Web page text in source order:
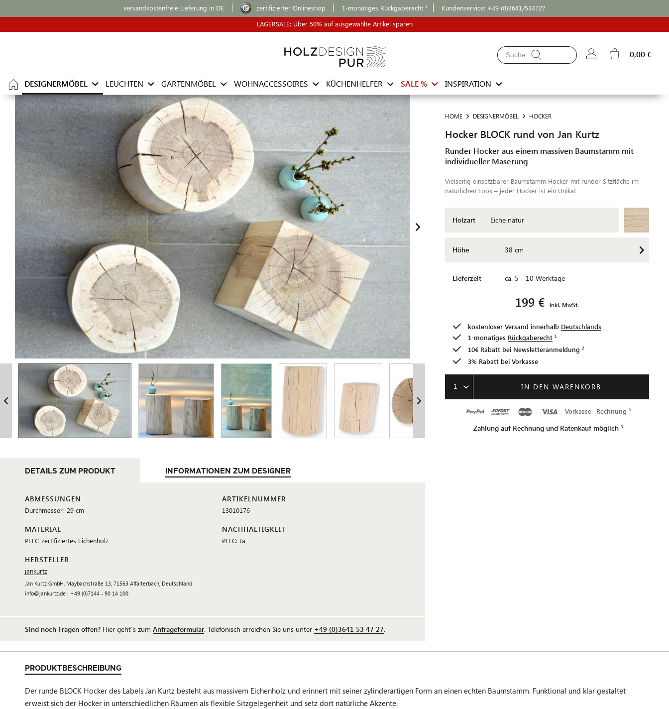
versandkostenfreie Lieferung in DE zertifizierter Onlineshop 1-monatiges Rückgaberecht Kundenservice: +49 (0)3641/534727
LAGERSALE: Über 50% auf ausgewählte Artikel sparen
0,00 €
DESIGNERMÖBEL LEUCHTEN GARTENMÖBEL WOHNACCESSOIRES KÜCHENHELFER SALE % INSPIRATION
HOME DESIGNERMÖBEL HOCKER
Hocker BLOCK rund von Jan Kurtz
Runder Hocker aus einem massiven Baumstamm mit
individueller Maserung
Vielseitig einsetzbarer Baumstamm Hocker mit runder Sitzfläche im
natürlichen Look – jeder Hocker ist ein Unikat
Holzart Eiche natur
Höhe 38 cm
Lieferzeit ca. 5 - 10 Werktage
199 € inkl. MwSt.
kostenloser Versand innerhalb Deutschlands
1-monatiges Rückgaberecht
10€ Rabatt bei Newsletteranmeldung
3% Rabatt bei Vorkasse
1 IN DEN WARENKORB
Vorkasse Rechnung
Zahlung auf Rechnung und Ratenkauf möglich
DETAILS ZUM PRODUKT INFORMATIONEN ZUM DESIGNER
ABMESSUNGEN
Durchmesser: 29 cm
MATERIAL
PEFC-zertifiziertes Eichenholz
HERSTELLER
jankurtz
Jan Kurtz GmbH, Maybachstraße 13, 71563 Affalterbach, Deutschland
info@jankurtz.de | +49 (0)7144 - 90 14 100
ARTIKELNUMMER
13010176
NACHHALTIGKEIT
PEFC: Ja
Sind noch Fragen offen? Hier geht´s zum Anfrageformular. Telefonisch erreichen Sie uns unter +49 (0)3641 53 47 27.
PRODUKTBESCHREIBUNG
Der runde BLOCK Hocker des Labels Jan Kurtz besteht aus massivem Eichenholz und erinnert mit seiner zylinderartigen Form an einen echten Baumstamm. Funktional und klar gestaltet
erweist sich der Hocker in unterschiedlichen Räumen als flexible Sitzgelegenheit und setz dort natürliche Akzente.